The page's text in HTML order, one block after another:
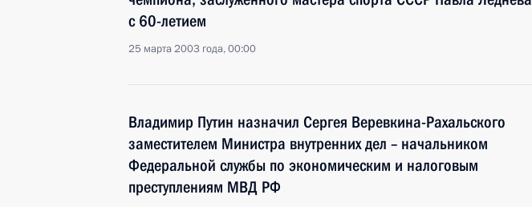
с 60-летием
25 марта 2003 года, 00:00
Владимир Путин назначил Сергея Веревкина-Рахальского
заместителем Министра внутренних дел – начальником
Федеральной службы по экономическим и налоговым
преступлениям МВД РФ